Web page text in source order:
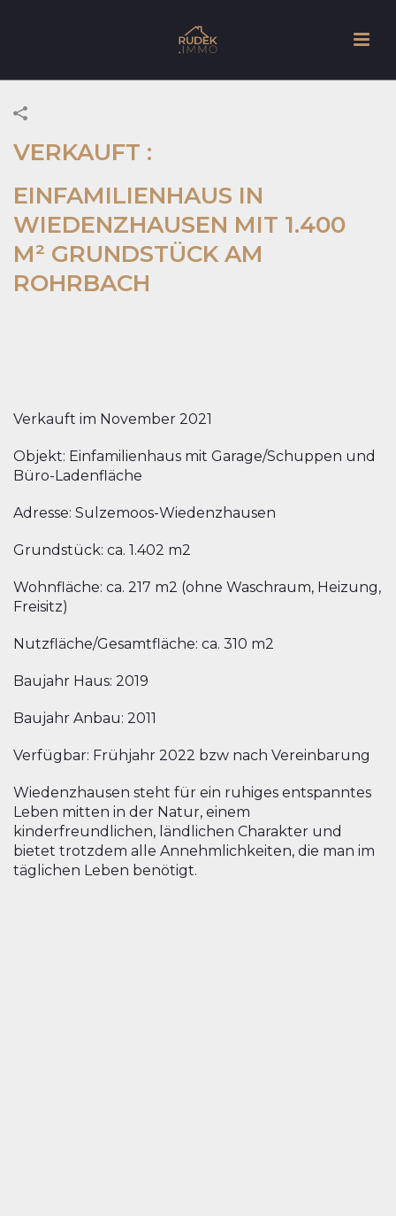
VERKAUFT :
EINFAMILIENHAUS IN
WIEDENZHAUSEN MIT 1.400
M² GRUNDSTÜCK AM
ROHRBACH
Verkauft im November 2021
Objekt: Einfamilienhaus mit Garage/Schuppen und
Büro-Ladenfläche
Adresse: Sulzemoos-Wiedenzhausen
Grundstück: ca. 1.402 m2
Wohnfläche: ca. 217 m2 (ohne Waschraum, Heizung,
Freisitz)
Nutzfläche/Gesamtfläche: ca. 310 m2
Baujahr Haus: 2019
Baujahr Anbau: 2011
Verfügbar: Frühjahr 2022 bzw nach Vereinbarung
Wiedenzhausen steht für ein ruhiges entspanntes
Leben mitten in der Natur, einem
kinderfreundlichen, ländlichen Charakter und
bietet trotzdem alle Annehmlichkeiten, die man im
täglichen Leben benötigt.